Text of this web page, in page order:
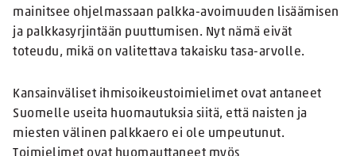
mainitsee ohjelmassaan palkka-avoimuuden lisäämisen
ja palkkasyrjintään puuttumisen. Nyt nämä eivät
toteudu, mikä on valitettava takaisku tasa-arvolle.
Kansainväliset ihmisoikeustoimielimet ovat antaneet
Suomelle useita huomautuksia siitä, että naisten ja
miesten välinen palkkaero ei ole umpeutunut.
Toimielimet ovat huomauttaneet myös